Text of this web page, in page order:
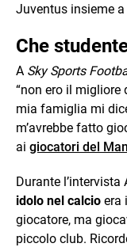
Juventus insieme a
Che
A Sky Sports
“non ero il migliore
mia famiglia mi
m’avrebbe fatto
ai giocatori del
Durante
idolo nel calcio era
giocatore, ma
piccolo club.